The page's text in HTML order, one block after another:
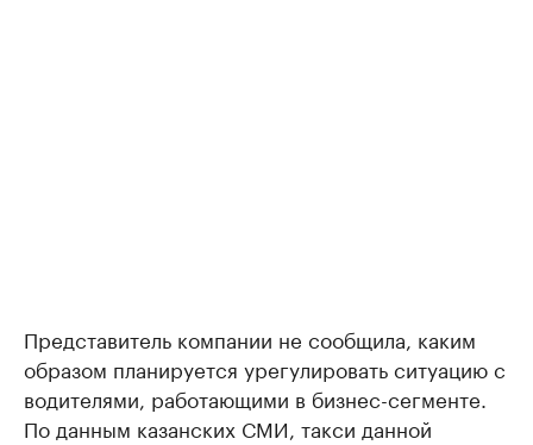
Представитель компании не сообщила, каким
образом планируется урегулировать ситуацию с
водителями, работающими в бизнес-сегменте.
По данным казанских СМИ, такси данной